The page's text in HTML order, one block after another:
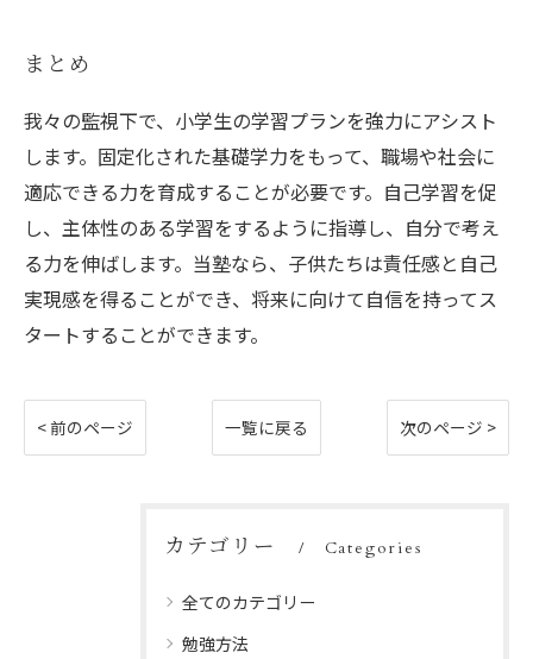
まとめ
我々の監視下で、小学生の学習プランを強力にアシスト
します。固定化された基礎学力をもって、職場や社会に
適応できる力を育成することが必要です。自己学習を促
し、主体性のある学習をするように指導し、自分で考え
る力を伸ばします。当塾なら、子供たちは責任感と自己
実現感を得ることができ、将来に向けて自信を持ってス
タートすることができます。
< 前のページ 一覧に戻る 次のページ >
カテゴリー Categories
全てのカテゴリー
勉強方法